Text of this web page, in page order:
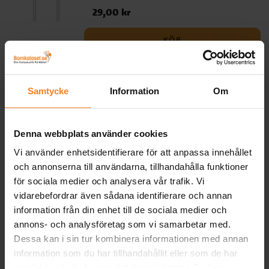
Samtycke Information Om
Denna webbplats använder cookies
Vi använder enhetsidentifierare för att anpassa innehållet
och annonserna till användarna, tillhandahålla funktioner
för sociala medier och analysera vår trafik. Vi
vidarebefordrar även sådana identifierare och annan
information från din enhet till de sociala medier och
annons- och analysföretag som vi samarbetar med.
Dessa kan i sin tur kombinera informationen med annan
information som du har tillhandahållit eller som de har
Pris:29,00 kr
29,00 kr
KÖP
Batman - Folieballong med
Otroligt cool folieballong i en gul färg och
med motiv av Gothams beskyddare
till Batman kalaset. Ballongen är 46 cm i
diameter uppblåst och kan blåsas upp
med helium eller luft. Ballongen har en
självslutande ventil och för att blåsa upp
den med vanlig luft så behöver du en
ballongpump, alternativt ett sugrör.
Förpackningen inkluderar även en
ballongvikt, sugrör och ett snöre som är ca
1,5 meter långt.
KÖP
Relaterade produkter